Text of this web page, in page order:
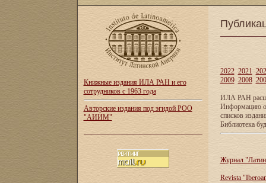
Книжные издания ИЛА РАН и его
сотрудников с 1963 года
Авторские издания под эгидой РОО
"АИИМ"
2022 2021
2009 2008
ИЛА РАН
Информацию о
списков
Библиотека
Журнал
Revista